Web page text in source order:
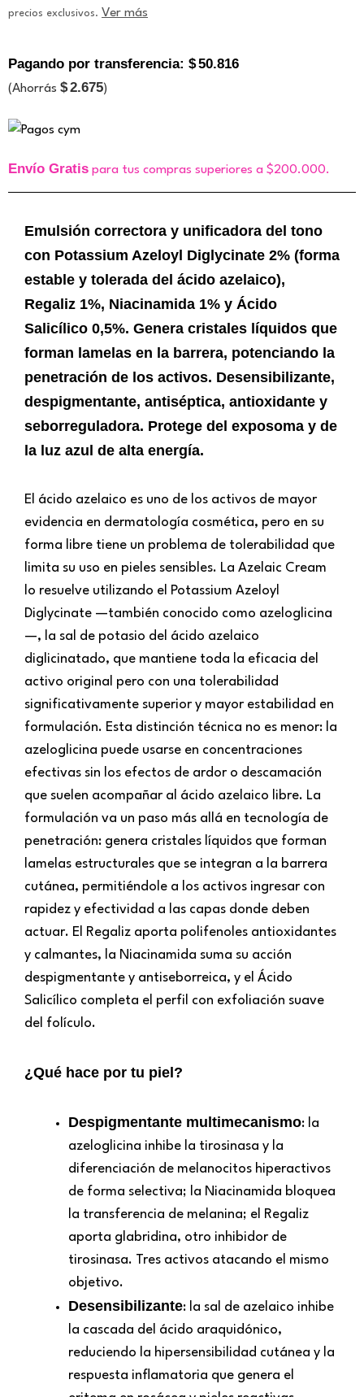
precios exclusivos. Ver más
Pagando por transferencia: $50.816
(Ahorrás $2.675)
Envío Gratis para tus compras superiores a $200.000.
Emulsión correctora y unificadora del tono
con Potassium Azeloyl Diglycinate 2% (forma
estable y tolerada del ácido azelaico),
Regaliz 1%, Niacinamida 1% y Ácido
Salicílico 0,5%. Genera cristales líquidos que
forman lamelas en la barrera, potenciando la
penetración de los activos. Desensibilizante,
despigmentante, antiséptica, antioxidante y
seborreguladora. Protege del exposoma y de
la luz azul de alta energía.
El ácido azelaico es uno de los activos de mayor
evidencia en dermatología cosmética, pero en su
forma libre tiene un problema de tolerabilidad que
limita su uso en pieles sensibles. La Azelaic Cream
lo resuelve utilizando el Potassium Azeloyl
Diglycinate —también conocido como azeloglicina
—, la sal de potasio del ácido azelaico
diglicinatado, que mantiene toda la eficacia del
activo original pero con una tolerabilidad
significativamente superior y mayor estabilidad en
formulación. Esta distinción técnica no es menor: la
azeloglicina puede usarse en concentraciones
efectivas sin los efectos de ardor o descamación
que suelen acompañar al ácido azelaico libre. La
formulación va un paso más allá en tecnología de
penetración: genera cristales líquidos que forman
lamelas estructurales que se integran a la barrera
cutánea, permitiéndole a los activos ingresar con
rapidez y efectividad a las capas donde deben
actuar. El Regaliz aporta polifenoles antioxidantes
y calmantes, la Niacinamida suma su acción
despigmentante y antiseborreica, y el Ácido
Salicílico completa el perfil con exfoliación suave
del folículo.
¿Qué hace por tu piel?
Despigmentante multimecanismo: la
azeloglicina inhibe la tirosinasa y la
diferenciación de melanocitos hiperactivos
de forma selectiva; la Niacinamida bloquea
la transferencia de melanina; el Regaliz
aporta glabridina, otro inhibidor de
tirosinasa. Tres activos atacando el mismo
objetivo.
Desensibilizante: la sal de azelaico inhibe
la cascada del ácido araquidónico,
reduciendo la hipersensibilidad cutánea y la
respuesta inflamatoria que genera el